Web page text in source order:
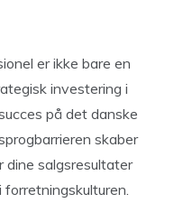
er ikke bare en
investering i
på det danske
skaber
dine salgsresultater